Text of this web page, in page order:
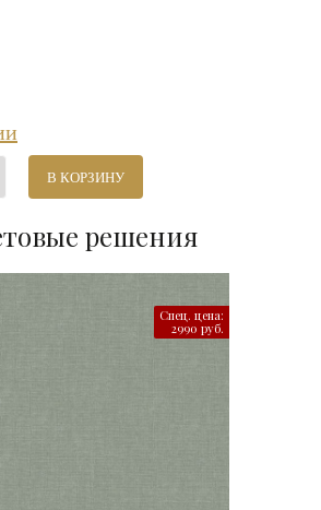
В КОРЗИНУ
решения
Спец. цена:
2990 руб.